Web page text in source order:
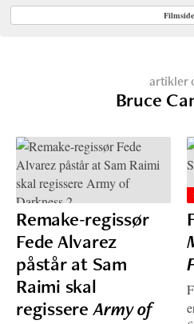
Filmside
artikler
Bruce
Remake-regissør
Fede Alvarez
påstår at Sam
Raimi skal
regissereArmy of